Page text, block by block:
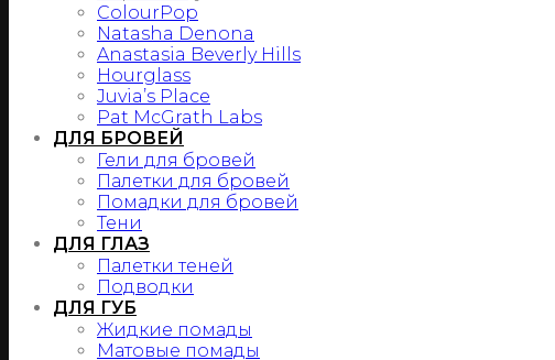
ColourPop
Natasha Denona
Anastasia Beverly Hills
Hourglass
Juvia’s Place
Pat McGrath Labs
ДЛЯ БРОВЕЙ
Гели для бровей
Палетки для бровей
Помадки для бровей
Тени
ДЛЯ ГЛАЗ
Палетки теней
Подводки
ДЛЯ ГУБ
Жидкие помады
Матовые помады